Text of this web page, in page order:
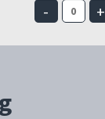
- +